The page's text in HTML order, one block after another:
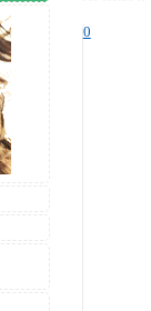
0